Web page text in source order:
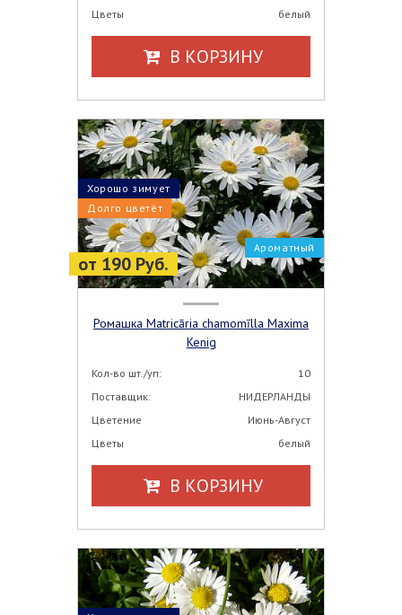
Цветы
белый
В КОРЗИНУ
от 190 Руб.
Ароматный
Долго цветёт
Хорошо зимует
Ромашка Matricāria chamomīlla Maxima
Kenig
Кол-во шт./уп:
10
Поставщик:
НИДЕРЛАНДЫ
Цветение
Июнь-Август
Цветы
белый
В КОРЗИНУ